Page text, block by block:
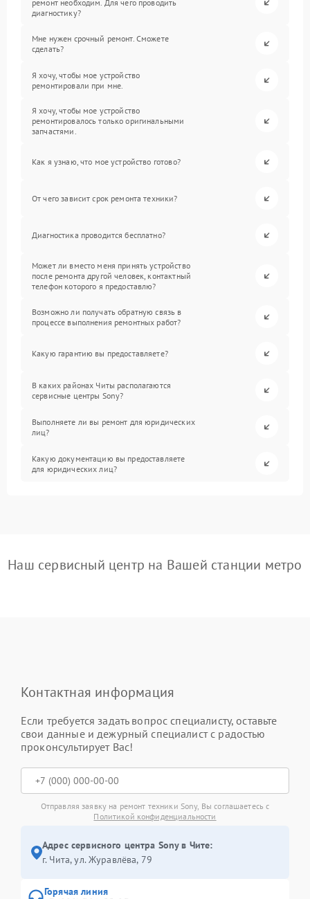
ремонт необходим. Для чего проводить
диагностику?
Мне нужен срочный ремонт. Сможете
сделать?
Я хочу, чтобы мое устройство
ремонтировали при мне.
Я хочу, чтобы мое устройство
ремонтировалось только оригинальными
запчастями.
Как я узнаю, что мое устройство готово?
От чего зависит срок ремонта техники?
Диагностика проводится бесплатно?
Может ли вместо меня принять устройство
после ремонта другой человек, контактный
телефон которого я предоставлю?
Возможно ли получать обратную связь в
процессе выполнения ремонтных работ?
Какую гарантию вы предоставляете?
В каких районах Читы располагаются
сервисные центры Sony?
Выполняете ли вы ремонт для юридических
лиц?
Какую документацию вы предоставляете
для юридических лиц?
Наш сервисный центр на Вашей станции метро
Контактная информация
Если требуется задать вопрос специалисту, оставьте
свои данные и дежурный специалист с радостью
проконсультирует Вас!
Отправляя заявку на ремонт техники Sony, Вы соглашаетесь с
Политикой конфиденциальности
Адрес сервисного центра Sony в Чите:
г. Чита, ул. Журавлёва, 79
Горячая линия